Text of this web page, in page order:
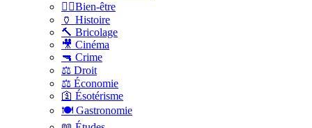
🧑‍⚕️Bien-être
🏺 Histoire
🔨 Bricolage
🎥 Cinéma
🔫 Crime
⚖️ Droit
⚖️ Économie
🛐 Ésotérisme
🍽️ Gastronomie